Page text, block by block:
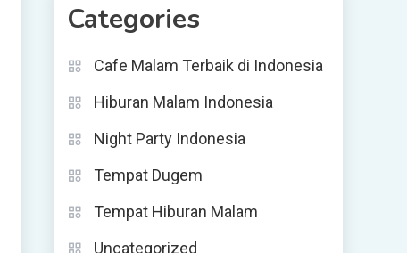
Categories
Cafe Malam Terbaik di Indonesia
Hiburan Malam Indonesia
Night Party Indonesia
Tempat Dugem
Tempat Hiburan Malam
Uncategorized